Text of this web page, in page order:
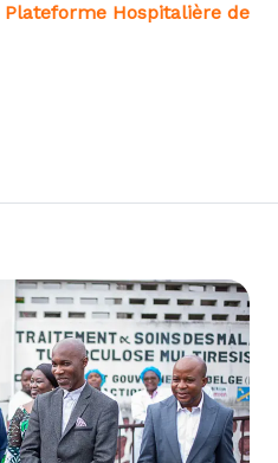
Plateforme Hospitalière de